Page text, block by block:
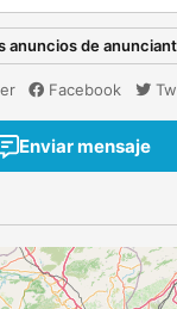
anuncios de
Facebook
Enviar mensaje